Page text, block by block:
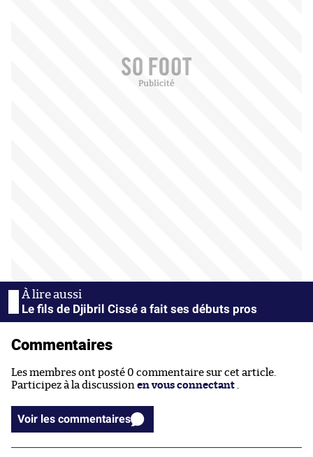
Le fils de Djibril Cissé a fait ses débuts pros
Commentaires
Les membres ont posté 0 commentaire sur cet article.
Participez à la discussion en vous connectant .
Voir les commentaires